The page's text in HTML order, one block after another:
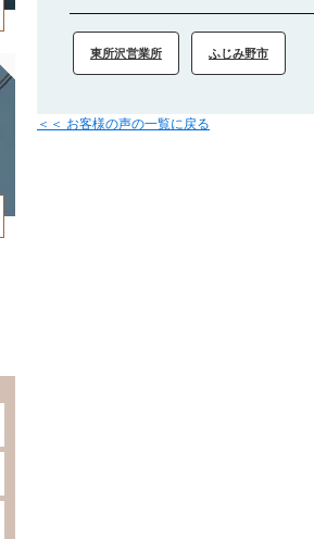
東所沢営業所 ふじみ野市
＜＜ お客様の声の一覧に戻る